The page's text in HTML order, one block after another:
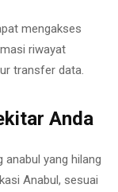
mengakses
riwayat
transfer data.
Anda
yang hilang
Anabul, sesuai